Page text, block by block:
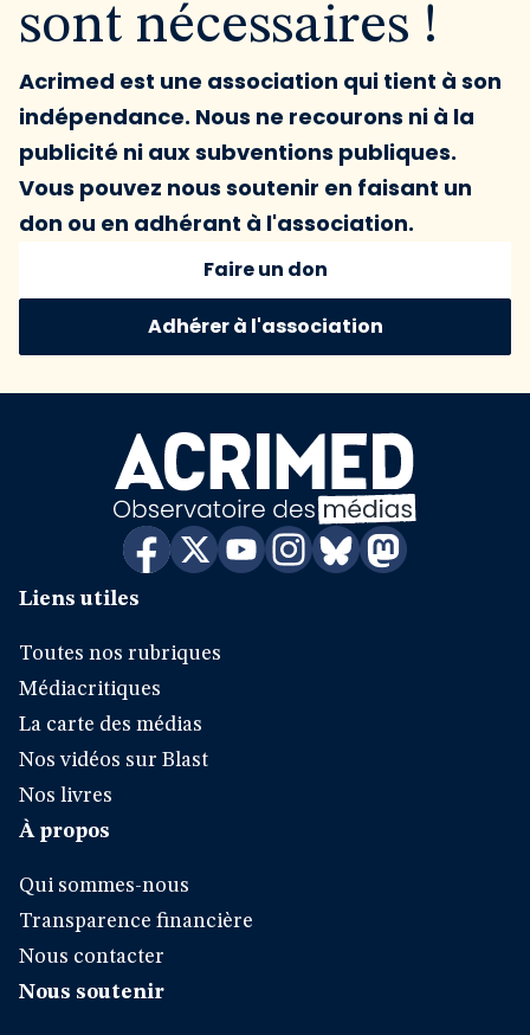
sont nécessaires !
Acrimed est une association qui tient à son
indépendance. Nous ne recourons ni à la
publicité ni aux subventions publiques.
Vous pouvez nous soutenir en faisant un
don ou en adhérant à l'association.
Faire un don
Adhérer à l'association
Liens utiles
Toutes nos rubriques
Médiacritiques
La carte des médias
Nos vidéos sur Blast
Nos livres
À propos
Qui sommes-nous
Transparence financière
Nous contacter
Nous soutenir